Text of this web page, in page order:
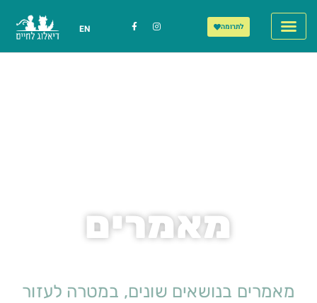
לתרומה EN
מאמרים
מאמרים בנושאים שונים, במטרה לעזור